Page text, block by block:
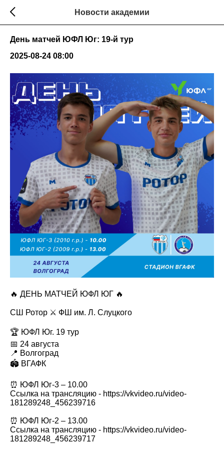
Новости академии
День матчей ЮФЛ Юг: 19-й тур
2025-08-24 08:00
🔥 ДЕНЬ МАТЧЕЙ ЮФЛ ЮГ 🔥
СШ Ротор ⚔️ ФШ им. Л. Слуцкого
🏆 ЮФЛ Юг. 19 тур
📅 24 августа
📍 Волгоград
🏟 ВГАФК
⏰ ЮФЛ Юг-3 – 10.00
Ссылка на трансляцию - https://vkvideo.ru/video-
181289248_456239716
⏰ ЮФЛ Юг-2 – 13.00
Ссылка на трансляцию - https://vkvideo.ru/video-
181289248_456239717